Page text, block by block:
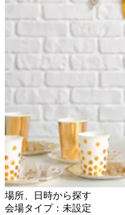
場所、日時から探す
会場タイプ：未設定